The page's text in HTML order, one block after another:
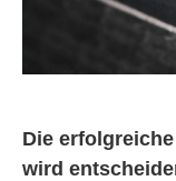
Die
wird